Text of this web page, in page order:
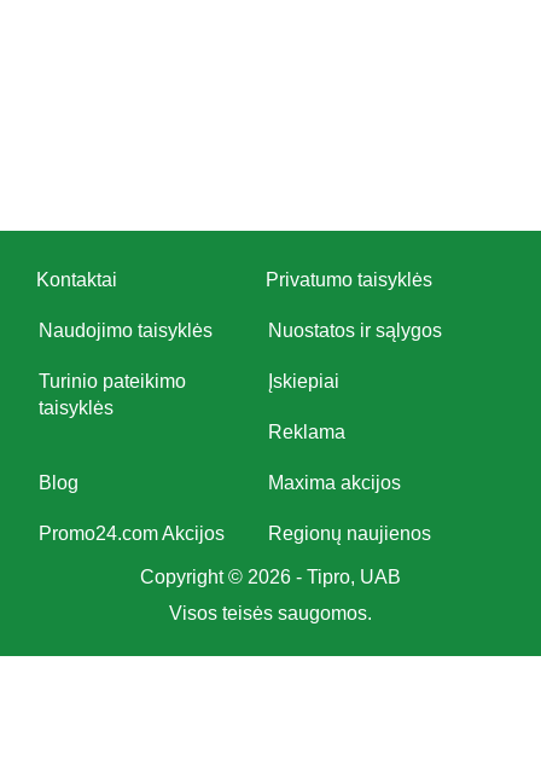
Kontaktai Privatumo taisyklės
Naudojimo taisyklės Nuostatos ir sąlygos
Turinio pateikimo
taisyklės
Įskiepiai
Reklama
Blog Maxima akcijos
Promo24.com Akcijos Regionų naujienos
Copyright © 2026 - Tipro, UAB
Visos teisės saugomos.